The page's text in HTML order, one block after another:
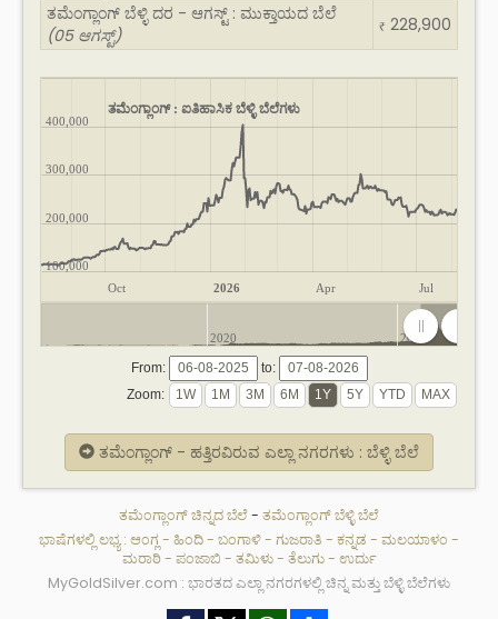
ತಮೆಂಗ್ಲಾಂಗ್ ಬೆಳ್ಳಿ ದರ - ಆಗಸ್ಟ್ : ಮುಕ್ತಾಯದ ಬೆಲೆ
(05 ಆಗಸ್ಟ್)
₹ 228,900
ತಮೆಂಗ್ಲಾಂಗ್ : ಐತಿಹಾಸಿಕ ಬೆಳ್ಳಿ ಬೆಲೆಗಳು
Oct 2026 Apr Jul
100,000
200,000
300,000
400,000
2020 2025
From:
to:
Zoom:
ತಮೆಂಗ್ಲಾಂಗ್ - ಹತ್ತಿರವಿರುವ ಎಲ್ಲಾ ನಗರಗಳು : ಬೆಳ್ಳಿ ಬೆಲೆ
ತಮೆಂಗ್ಲಾಂಗ್ ಚಿನ್ನದ ಬೆಲೆ- ತಮೆಂಗ್ಲಾಂಗ್ ಬೆಳ್ಳಿ ಬೆಲೆ
ಭಾಷೆಗಳಲ್ಲಿ ಲಭ್ಯ : ಆಂಗ್ಲ - ಹಿಂದಿ- ಬಂಗಾಳಿ- ಗುಜರಾತಿ - ಕನ್ನಡ - ಮಲಯಾಳಂ -
ಮರಾಠಿ- ಪಂಜಾಬಿ - ತಮಿಳು- ತೆಲುಗು- ಉರ್ದು
MyGoldSilver.com : ಭಾರತದ ಎಲ್ಲಾ ನಗರಗಳಲ್ಲಿ ಚಿನ್ನ ಮತ್ತು ಬೆಳ್ಳಿ ಬೆಲೆಗಳು